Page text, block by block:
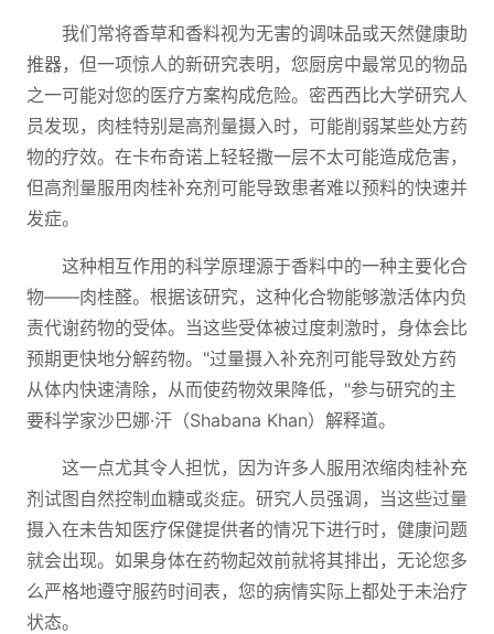
我们常将香草和香料视为无害的调味品或天然健康助
推器，但一项惊人的新研究表明，您厨房中最常见的物品
之一可能对您的医疗方案构成危险。密西西比大学研究人
员发现，肉桂特别是高剂量摄入时，可能削弱某些处方药
物的疗效。在卡布奇诺上轻轻撒一层不太可能造成危害，
但高剂量服用肉桂补充剂可能导致患者难以预料的快速并
发症。
这种相互作用的科学原理源于香料中的一种主要化合
物——肉桂醛。根据该研究，这种化合物能够激活体内负
责代谢药物的受体。当这些受体被过度刺激时，身体会比
预期更快地分解药物。"过量摄入补充剂可能导致处方药
从体内快速清除，从而使药物效果降低，"参与研究的主
要科学家沙巴娜·汗（Shabana Khan）解释道。
这一点尤其令人担忧，因为许多人服用浓缩肉桂补充
剂试图自然控制血糖或炎症。研究人员强调，当这些过量
摄入在未告知医疗保健提供者的情况下进行时，健康问题
就会出现。如果身体在药物起效前就将其排出，无论您多
么严格地遵守服药时间表，您的病情实际上都处于未治疗
状态。